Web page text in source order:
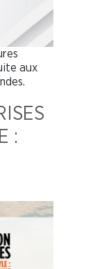
aux
: